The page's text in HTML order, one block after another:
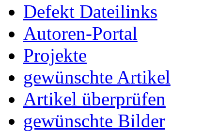
Defekt Dateilinks
Autoren-Portal
Projekte
gewünschte Artikel
Artikel überprüfen
gewünschte Bilder